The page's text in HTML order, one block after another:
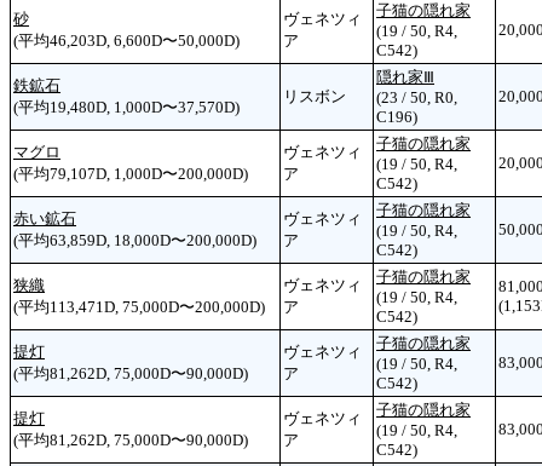
砂
(平均46,203D, 6,600D〜50,000D)
ヴェネツィ
ア
子猫の隠れ家
(19 / 50, R4,
C542)
鉄鉱石
(平均19,480D, 1,000D〜37,570D)
リスボン
隠れ家Ⅲ
(23 / 50, R0,
C196)
マグロ
(平均79,107D, 1,000D〜200,000D)
ヴェネツィ
ア
子猫の隠れ家
(19 / 50, R4,
C542)
赤い鉱石
(平均63,859D, 18,000D〜200,000D)
ヴェネツィ
ア
子猫の隠れ家
(19 / 50, R4,
C542)
狭織
(平均113,471D, 75,000D〜200,000D)
ヴェネツィ
ア
子猫の隠れ家
(19 / 50, R4,
C542)
提灯
(平均81,262D, 75,000D〜90,000D)
ヴェネツィ
ア
子猫の隠れ家
(19 / 50, R4,
C542)
提灯
(平均81,262D, 75,000D〜90,000D)
ヴェネツィ
ア
子猫の隠れ家
(19 / 50, R4,
C542)